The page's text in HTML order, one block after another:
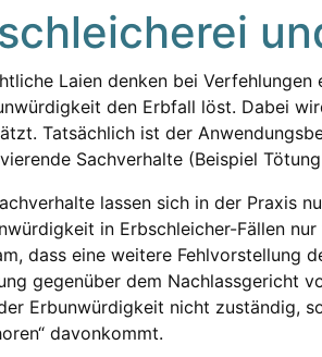
Laien denken bei
den Erbfall löst. Dabei
Tatsächlich ist der
Sachverhalte (Beispiel
lassen sich in der Praxis
in Erbschleicher-Fällen
dass eine weitere Fehlvorstellung
gegenüber dem Nachlassgericht
Erbunwürdigkeit nicht zuständig,
davonkommt.